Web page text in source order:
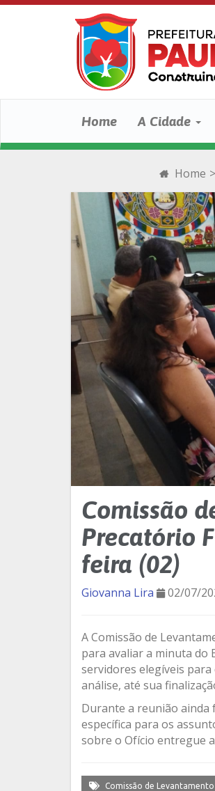
Home A Cidade
Home >
Comissão
Precatório
feira (02)
Giovanna Lira 02/07/
A Comissão de
para avaliar a minuta do
servidores elegíveis para
análise, até sua
Durante a reunião ainda
específica para os
sobre o Ofício entregue
Comissão de